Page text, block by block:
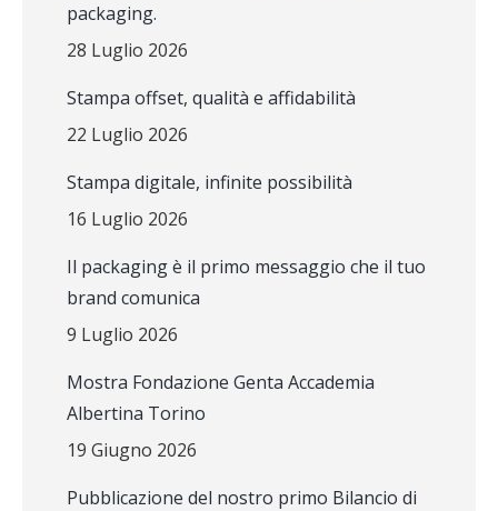
packaging.
28 Luglio 2026
Stampa offset, qualità e affidabilità
22 Luglio 2026
Stampa digitale, infinite possibilità
16 Luglio 2026
Il packaging è il primo messaggio che il tuo
brand comunica
9 Luglio 2026
Mostra Fondazione Genta Accademia
Albertina Torino
19 Giugno 2026
Pubblicazione del nostro primo Bilancio di